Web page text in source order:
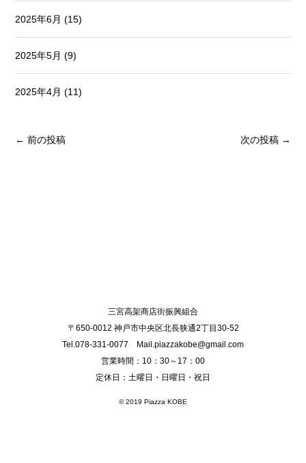
2025年6月(15)
2025年5月(9)
2025年4月(11)
← 前の投稿 次の投稿 →
三宮高架商店街振興組合
〒650-0012 神戸市中央区北長狭通2丁目30-52
Tel.078-331-0077 Mail.piazzakobe@gmail.com
営業時間：10：30～17：00
定休日：土曜日・日曜日・祝日
© 2019 Piazza KOBE